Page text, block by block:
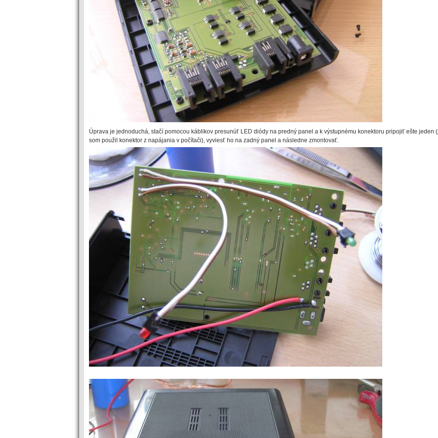
Úprava je jednoduchá, stačí pomocou káblikov presunúť LED diódy na predný panel a k výstupnému konektoru pripojiť ešte jeden
som použil konektor z napájania v počítači), vyviesť ho na zadný panel a následne zmontovať.